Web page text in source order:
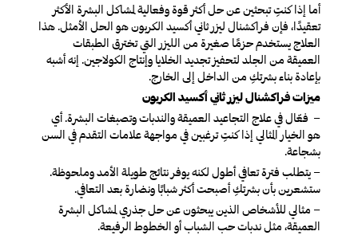
أما إذا كنتِ تبحثين عن حل أكثر قوة وفعالية لمشاكل البشرة الأكثر
تعقيدًا، فإن فراكشنال ليزر ثاني أكسيد الكربون هو الحل الأمثل. هذا
العلاج يستخدم حزمًا صغيرة من الليزر التي تخترق الطبقات
العميقة من الجلد لتحفيز تجديد الخلايا وإنتاج الكولاجين. إنه أشبه
بإعادة بناء بشرتكِ من الداخل إلى الخارج.
ميزات فراكشنال ليزر ثاني أكسيد الكربون
– فعّال في علاج التجاعيد العميقة والندبات وتصبغات البشرة. أي
هو الخيار المثالي إذا كنتِ ترغبين في مواجهة علامات التقدم في السن
بشجاعة.
– يتطلب فترة تعافي أطول لكنه يوفر نتائج طويلة الأمد وملحوظة.
ستشعرين بأن بشرتكِ أصبحت أكثر شبابًا ونضارة بعد التعافي.
– مثالي للأشخاص الذين يبحثون عن حل جذري لمشاكل البشرة
العميقة، مثل ندبات حب الشباب أو الخطوط الرفيعة.